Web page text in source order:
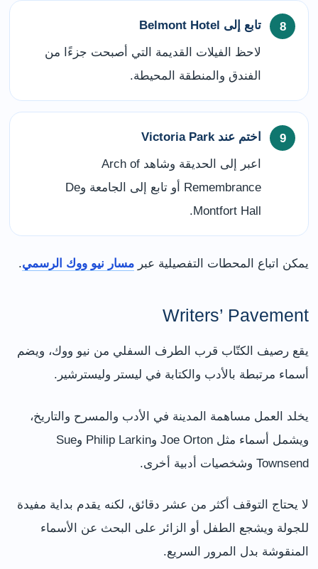
تابع إلى Belmont Hotel
لاحظ الفيلات القديمة التي أصبحت جزءًا من
الفندق والمنطقة المحيطة.
اختم عند Victoria Park
اعبر إلى الحديقة وشاهد Arch of
Remembrance أو تابع إلى الجامعة وDe
Montfort Hall.
يمكن اتباع المحطات التفصيلية عبر مسار نيو ووك الرسمي.
Writers’ Pavement
يقع رصيف الكتّاب قرب الطرف السفلي من نيو ووك، ويضم
أسماء مرتبطة بالأدب والكتابة في ليستر وليسترشير.
يخلد العمل مساهمة المدينة في الأدب والمسرح والتاريخ،
ويشمل أسماء مثل Joe Orton وPhilip Larkin وSue
Townsend وشخصيات أدبية أخرى.
لا يحتاج التوقف أكثر من عشر دقائق، لكنه يقدم بداية مفيدة
للجولة ويشجع الطفل أو الزائر على البحث عن الأسماء
المنقوشة بدل المرور السريع.